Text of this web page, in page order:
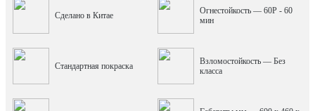
Сделано в Китае
Огнестойкость — 60P - 60
мин
Стандартная покраска
Взломостойкость — Без
класса